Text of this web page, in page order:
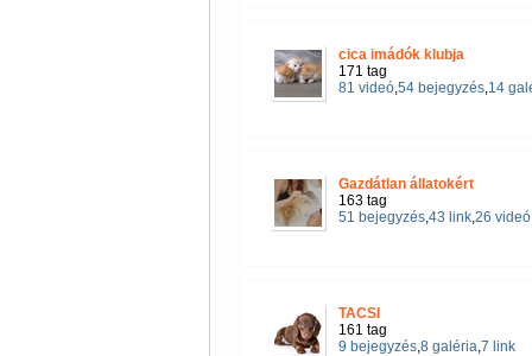
cica imádók klubja
171 tag
81 videó,54 bejegyzés,14
Gazdátlan állatokért
163 tag
51 bejegyzés,43 link,26 videó
TACSI
161 tag
9 bejegyzés,8 galéria,7 link